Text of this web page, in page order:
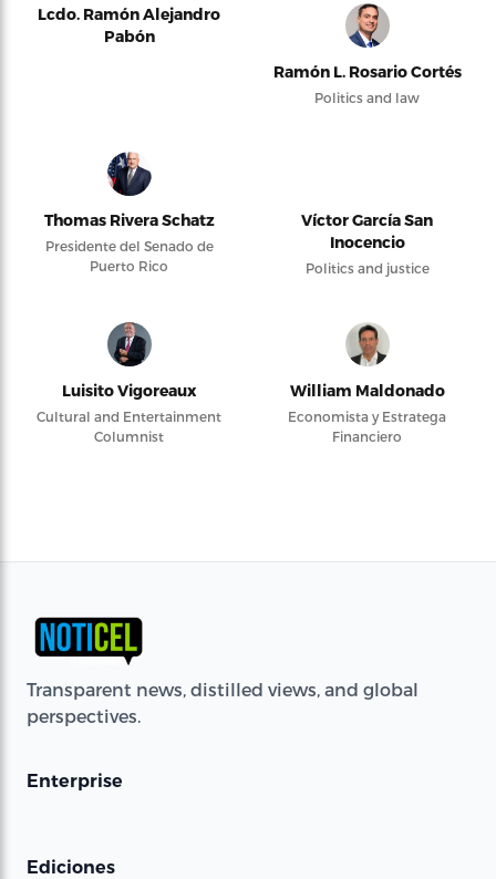
Lcdo. Ramón Alejandro
Pabón
Ramón L. Rosario Cortés
Politics and law
Thomas Rivera Schatz
Presidente del Senado de
Puerto Rico
Víctor García San
Inocencio
Politics and justice
Luisito Vigoreaux
Cultural and Entertainment
Columnist
William Maldonado
Economista y Estratega
Financiero
Transparent news, distilled views, and global
perspectives.
Enterprise
Ediciones